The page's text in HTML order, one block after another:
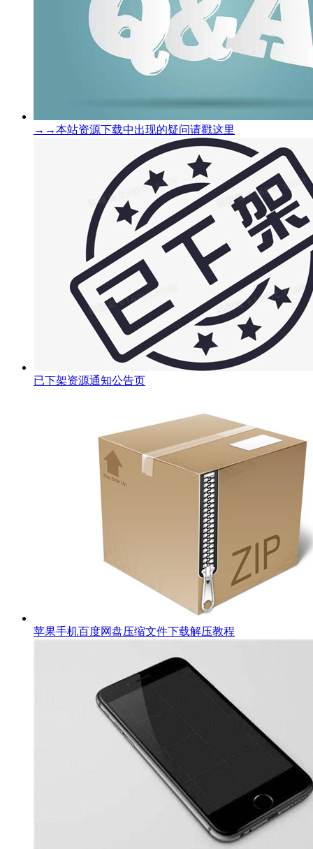
→→本站资源下载中出现的疑问请戳这里
已下架资源通知公告页
苹果手机百度网盘压缩文件下载解压教程